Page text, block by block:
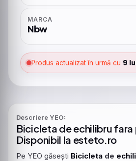
MARCA
Nbw
Produs actualizat în urmă cu 9
Descriere YEO:
Bicicleta deechilibru fara
Disponibil la esteto.ro
Pe YEO găsești Bicicleta de